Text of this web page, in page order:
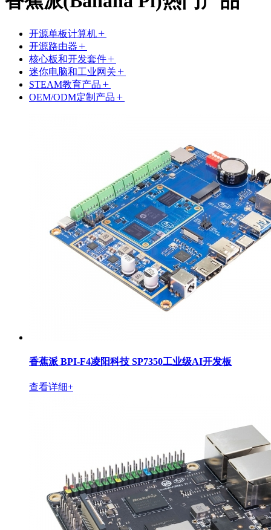
开源单板计算机
开源路由器
核心板和开发套件
迷你电脑和工业网关
STEAM教育产品
OEM/ODM定制产品
香蕉派 BPI-F4凌阳科技 SP7350工业级AI开发板
查看详细+